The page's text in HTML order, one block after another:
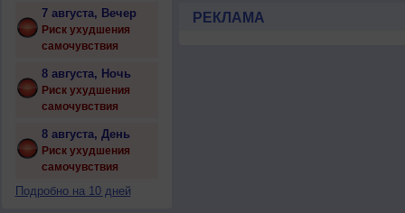
7 августа, Вечер
Риск ухудшения
самочувствия
8 августа, Ночь
Риск ухудшения
самочувствия
8 августа, День
Риск ухудшения
самочувствия
Подробно на 10 дней
РЕКЛАМА